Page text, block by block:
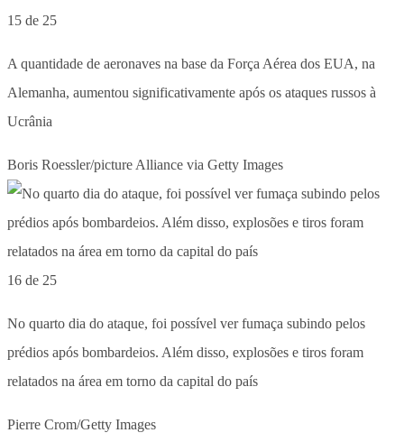
15 de 25
A quantidade de aeronaves na base da Força Aérea dos EUA, na
Alemanha, aumentou significativamente após os ataques russos à
Ucrânia
Boris Roessler/picture Alliance via Getty Images
16 de 25
No quarto dia do ataque, foi possível ver fumaça subindo pelos
prédios após bombardeios. Além disso, explosões e tiros foram
relatados na área em torno da capital do país
Pierre Crom/Getty Images